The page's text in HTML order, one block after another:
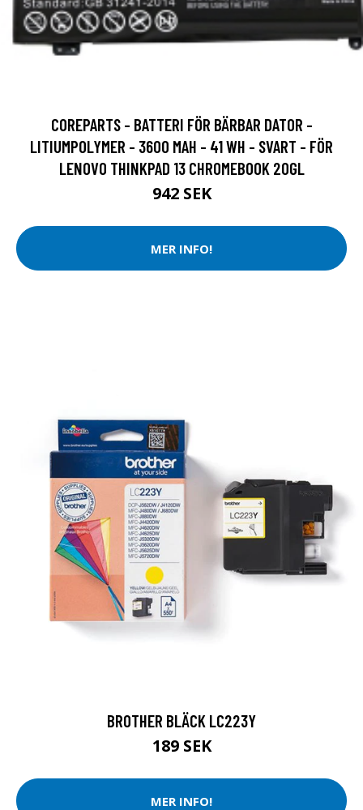
COREPARTS - BATTERI FÖR BÄRBAR DATOR -
LITIUMPOLYMER - 3600 MAH - 41 WH - SVART - FÖR
LENOVO THINKPAD 13 CHROMEBOOK 20GL
942 SEK
MER INFO!
BROTHER BLÄCK LC223Y
189 SEK
MER INFO!